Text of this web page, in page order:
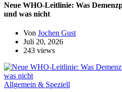
Neue WHO-Leitlinie: Was
und was nicht
Von Jochen Gust
Juli 20, 2026
243 views
Allgemein & Speziell